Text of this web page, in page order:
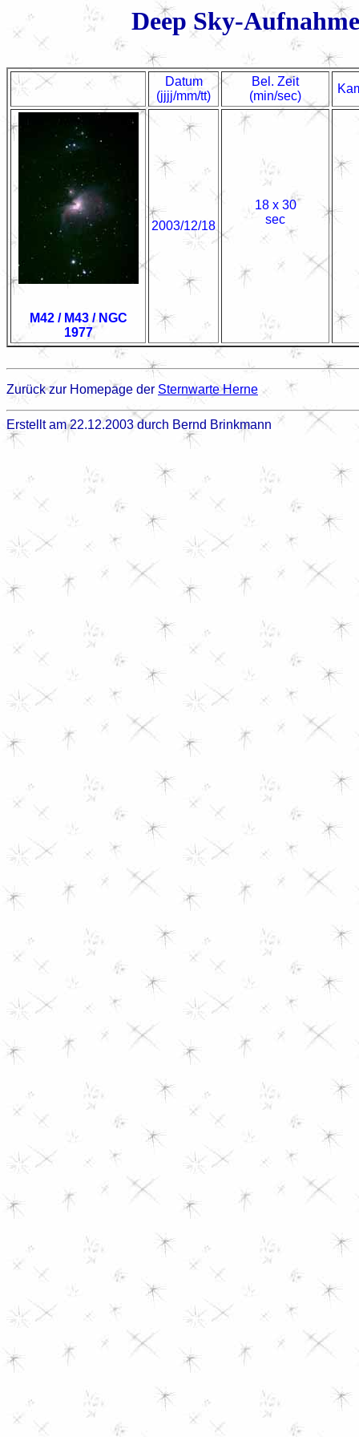
Deep Sky-
Datum
(jjjj/mm/tt)
Bel. Zeit
(min/sec)
M42 / M43 / NGC
1977
2003/12/18
18 x 30
sec
Zurück zur Homepage der Sternwarte Herne
Erstellt am 22.12.2003 durch Bernd Brinkmann